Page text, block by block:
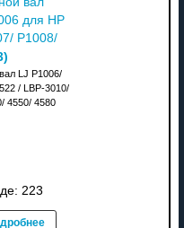
для HP
P1008/
)
LJ P1006/
/ LBP-3010/
4550/ 4580
223